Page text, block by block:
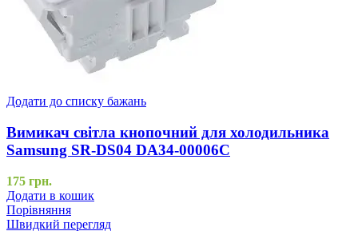
Додати до списку бажань
Вимикач світла кнопочний для холодильника
Samsung SR-DS04 DA34-00006C
175 грн.
Додати в кошик
Порівняння
Швидкий перегляд